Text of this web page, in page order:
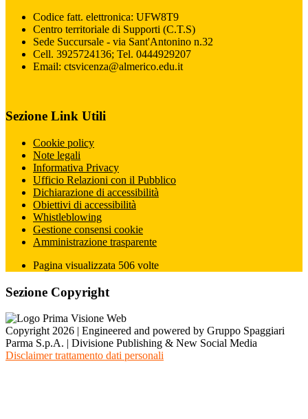
Codice fatt. elettronica: UFW8T9
Centro territoriale di Supporti (C.T.S)
Sede Succursale - via Sant'Antonino n.32
Cell. 3925724136; Tel. 0444929207
Email: ctsvicenza@almerico.edu.it
Sezione Link Utili
Cookie policy
Note legali
Informativa Privacy
Ufficio Relazioni con il Pubblico
Dichiarazione di accessibilità
Obiettivi di accessibilità
Whistleblowing
Gestione consensi cookie
Amministrazione trasparente
Pagina visualizzata 506 volte
Sezione Copyright
Copyright 2026 | Engineered and powered by Gruppo Spaggiari
Parma S.p.A. | Divisione Publishing & New Social Media
Disclaimer trattamento dati personali